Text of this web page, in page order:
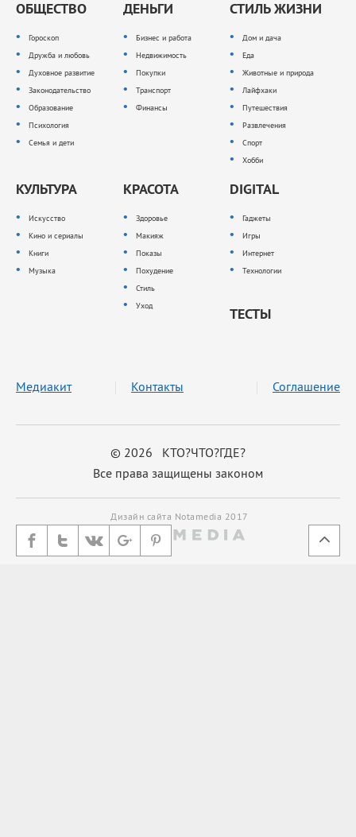
ОБЩЕСТВО
Гороскоп
Дружба и любовь
Духовное развитие
Законодательство
Образование
Психология
Семья и дети
ДЕНЬГИ
Бизнес и работа
Недвижимость
Покупки
Транспорт
Финансы
СТИЛЬ ЖИЗНИ
Дом и дача
Еда
Животные и природа
Лайфхаки
Путешествия
Развлечения
Спорт
Хобби
КУЛЬТУРА
Искусство
Кино и сериалы
Книги
Музыка
КРАСОТА
Здоровье
Макияж
Показы
Похудение
Стиль
Уход
DIGITAL
Гаджеты
Игры
Интернет
Технологии
ТЕСТЫ
© 2026 КТО?ЧТО?ГДЕ?
Все права защищены законом
Медиакит Контакты Соглашение
Дизайн сайта Notamedia 2017